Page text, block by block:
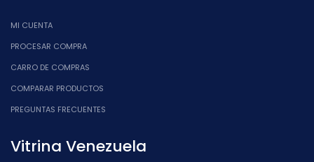
MI CUENTA
PROCESAR COMPRA
CARRO DE COMPRAS
COMPARAR PRODUCTOS
PREGUNTAS FRECUENTES
Vitrina Venezuela